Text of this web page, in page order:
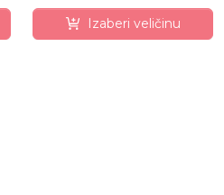
Izaberi veličinu